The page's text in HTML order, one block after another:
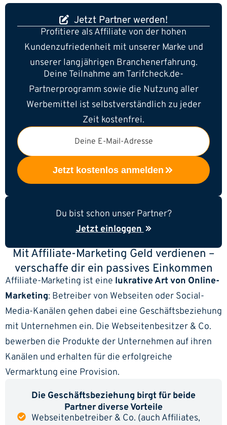
Jetzt Partner werden!
Profitiere als Affiliate von der hohen
Kundenzufriedenheit mit unserer Marke und
unserer langjährigen Branchenerfahrung.
Deine Teilnahme am Tarifcheck.de-
Partnerprogramm sowie die Nutzung aller
Werbemittel ist selbstverständlich zu jeder
Zeit kostenfrei.
Deine E-Mail-Adresse
Jetzt kostenlos anmelden
Du bist schon unser Partner?
Jetzt einloggen
Mit Affiliate-Marketing Geld verdienen –
verschaffe dir ein passives Einkommen
Affiliate-Marketing ist eine lukrative Art von Online-
Marketing: Betreiber von Webseiten oder Social-
Media-Kanälen gehen dabei eine Geschäftsbeziehung
mit Unternehmen ein. Die Webseitenbesitzer & Co.
bewerben die Produkte der Unternehmen auf ihren
Kanälen und erhalten für die erfolgreiche
Vermarktung eine Provision.
Die Geschäftsbeziehung birgt für beide
Partner diverse Vorteile
Webseitenbetreiber & Co. (auch Affiliates,